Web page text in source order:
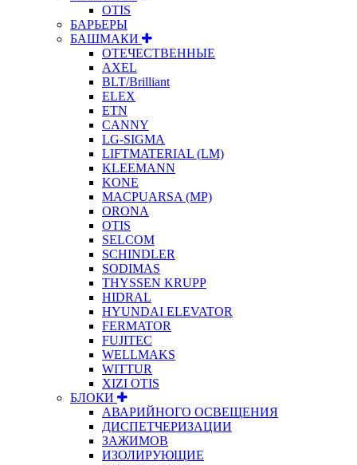
OTIS
БАРЬЕРЫ
БАШМАКИ
ОТЕЧЕСТВЕННЫЕ
AXEL
BLT/Brilliant
ELEX
ETN
CANNY
LG-SIGMA
LIFTMATERIAL (LM)
KLEEMANN
KONE
MACPUARSA (MP)
ORONA
OTIS
SELCOM
SCHINDLER
SODIMAS
THYSSEN KRUPP
HIDRAL
HYUNDAI ELEVATOR
FERMATOR
FUJITEC
WELLMAKS
WITTUR
XIZI OTIS
БЛОКИ
АВАРИЙНОГО ОСВЕЩЕНИЯ
ДИСПЕТЧЕРИЗАЦИИ
ЗАЖИМОВ
ИЗОЛИРУЮЩИЕ